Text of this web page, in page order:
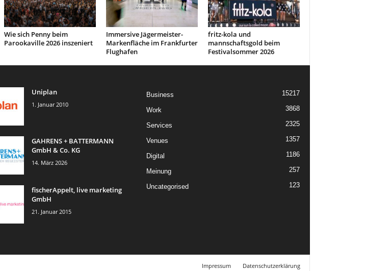
Wie sich Penny beim
Parookaville 2026 inszeniert
Immersive Jägermeister-
Markenfläche im Frankfurter
Flughafen
fritz-kola und
mannschaftsgold beim
Festivalsommer 2026
Uniplan
1. Januar 2010
GAHRENS + BATTERMANN
GmbH & Co. KG
14. März 2026
fischerAppelt, live marketing
GmbH
21. Januar 2015
Business 15217
Work 3868
Services 2325
Venues 1357
Digital 1186
Meinung 257
Uncategorised 123
Impressum Datenschutzerklärung